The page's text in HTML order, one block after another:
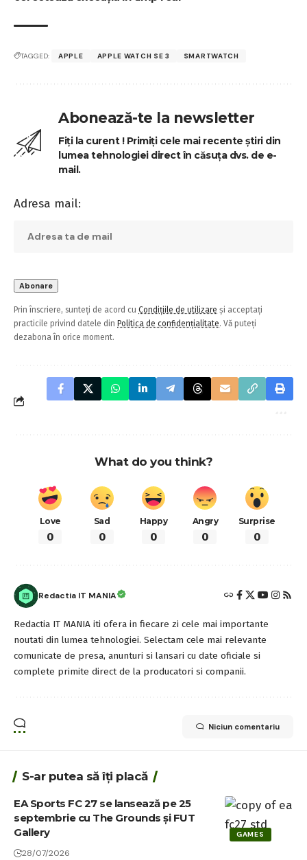
TAGGED: APPLE APPLE WATCH SE 3 SMARTWATCH
Abonează-te la newsletter
Fiți la curent ! Primiți cele mai recente știri din
lumea tehnologiei direct în căsuța dvs. de e-
mail.
Adresa mail:
Prin înscriere, sunteți de acord cu Condițiile de utilizare și acceptați
practicile privind datele din Politica de confidențialitate. Vă puteți
dezabona în orice moment.
What do you think?
Love
0
Sad
0
Happy
0
Angry
0
Surprise
0
Redactia IT MANIA
Redactia IT MANIA iti ofera in fiecare zi cele mai importante
noutati din lumea tehnologiei. Selectam cele mai relevante
comunicate de presa, anunturi si lansari cu date oficiale si
complete primite direct de la producatori si companii.
Niciun comentariu
S-ar putea să îți placă
GAMES
EA Sports FC 27 se lansează pe 25
septembrie cu The Grounds și FUT
Gallery
28/07/2026